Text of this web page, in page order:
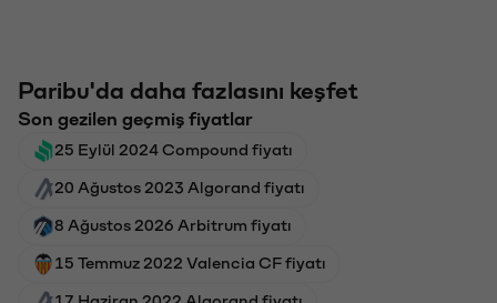
Paribu'da daha fazlasını keşfet
Son gezilen geçmiş fiyatlar
25 Eylül 2024 Compound fiyatı
20 Ağustos 2023 Algorand fiyatı
8 Ağustos 2026 Arbitrum fiyatı
15 Temmuz 2022 Valencia CF fiyatı
17 Haziran 2022 Algorand fiyatı